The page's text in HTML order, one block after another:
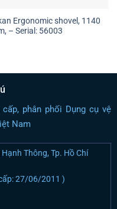
Ergonomic shovel, 1140
– Serial: 56003
phân phối Dụng cụ vệ
Nam
Thông, Tp. Hồ Chí
27/06/2011 )